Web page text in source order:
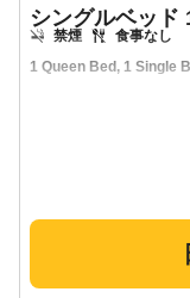
1 Queen Bed, 1 Single
禁煙 食事なし
シングルベッド